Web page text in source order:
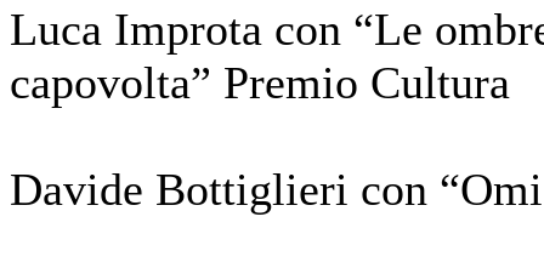
Luca Improta con “Le
capovolta” Premio Cultura
Davide Bottiglieri con